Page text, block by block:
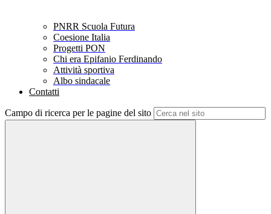
PNRR Scuola Futura
Coesione Italia
Progetti PON
Chi era Epifanio Ferdinando
Attività sportiva
Albo sindacale
Contatti
Campo di ricerca per le pagine del sito